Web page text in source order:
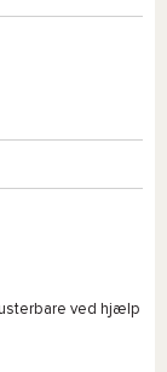
ved hjælp